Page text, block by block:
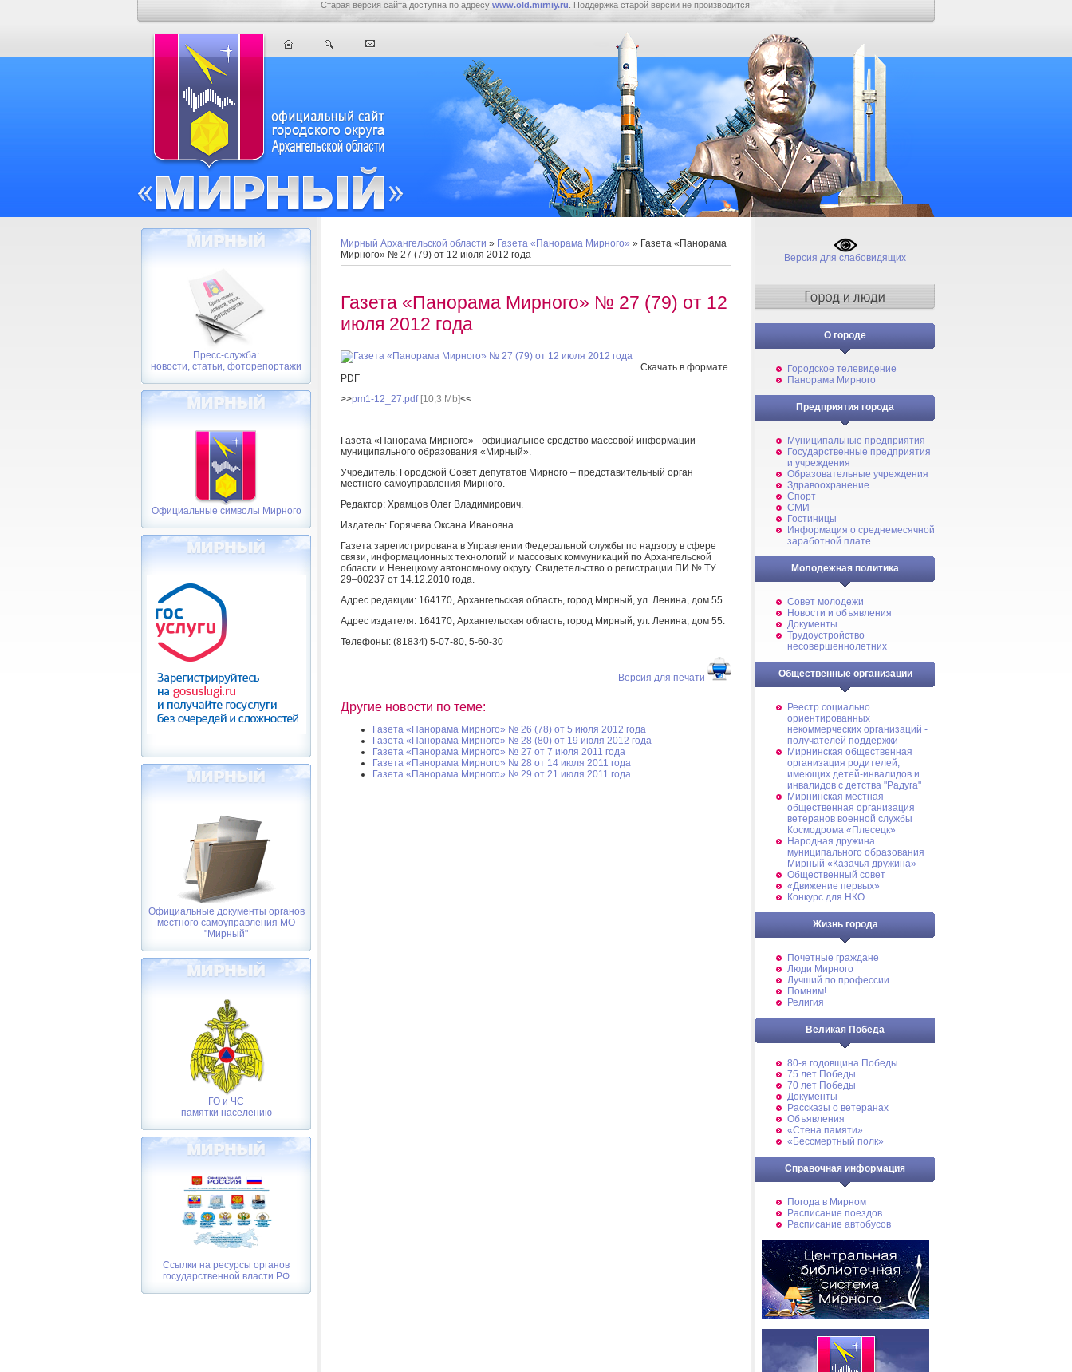
Старая версия сайта доступна по адресу www.old.mirniy.ru . Поддержка старой версии не производится.
Пресс-служба:
новости, статьи, фоторепортажи
Официальные символы Мирного
Официальные документы органов
местного самоуправления МО
"Мирный"
ГО и ЧС
памятки населению
Ссылки на ресурсы органов
государственной власти РФ
Мирный Архангельской области » Газета «Панорама Мирного» » Газета «Панорама
Мирного» № 27 (79) от 12 июля 2012 года
Газета «Панорама Мирного» № 27 (79) от 12
июля 2012 года
Скачать в формате
PDF
>>pm1-12_27.pdf[10,3 Mb]<<
Газета «Панорама Мирного» - официальное средство массовой информации
муниципального образования «Мирный».
Учредитель: Городской Совет депутатов Мирного – представительный орган
местного самоуправления Мирного.
Редактор: Храмцов Олег Владимирович.
Издатель: Горячева Оксана Ивановна.
Газета зарегистрирована в Управлении Федеральной службы по надзору в сфере
связи, информационных технологий и массовых коммуникаций по Архангельской
области и Ненецкому автономному округу. Свидетельство о регистрации ПИ № ТУ
29–00237 от 14.12.2010 года.
Адрес редакции: 164170, Архангельская область, город Мирный, ул. Ленина, дом 55.
Адрес издателя: 164170, Архангельская область, город Мирный, ул. Ленина, дом 55.
Телефоны: (81834) 5-07-80, 5-60-30
Версия для печати
Другие новости по теме:
Газета «Панорама Мирного» № 26 (78) от 5 июля 2012 года
Газета «Панорама Мирного» № 28 (80) от 19 июля 2012 года
Газета «Панорама Мирного» № 27 от 7 июля 2011 года
Газета «Панорама Мирного» № 28 от 14 июля 2011 года
Газета «Панорама Мирного» № 29 от 21 июля 2011 года
Версия для слабовидящих
О городе
Городское телевидение
Панорама Мирного
Предприятия города
Муниципальные предприятия
Государственные предприятия
и учреждения
Образовательные учреждения
Здравоохранение
Спорт
СМИ
Гостиницы
Информация о среднемесячной
заработной плате
Молодежная политика
Совет молодежи
Новости и объявления
Документы
Трудоустройство
несовершеннолетних
Общественные организации
Реестр социально
ориентированных
некоммерческих организаций -
получателей поддержки
Мирнинская общественная
организация родителей,
имеющих детей-инвалидов и
инвалидов с детства "Радуга"
Мирнинская местная
общественная организация
ветеранов военной службы
Космодрома «Плесецк»
Народная дружина
муниципального образования
Мирный «Казачья дружина»
Общественный совет
«Движение первых»
Конкурс для НКО
Жизнь города
Почетные граждане
Люди Мирного
Лучший по профессии
Помним!
Религия
Великая Победа
80-я годовщина Победы
75 лет Победы
70 лет Победы
Документы
Рассказы о ветеранах
Объявления
«Стена памяти»
«Бессмертный полк»
Справочная информация
Погода в Мирном
Расписание поездов
Расписание автобусов